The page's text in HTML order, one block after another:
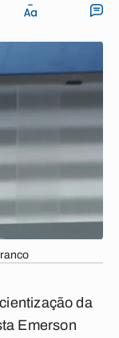
da
Emerson